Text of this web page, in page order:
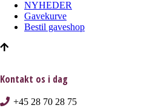
NYHEDER
Gavekurve
Bestil gaveshop
Kontakt os i dag
+45 28 70 28 75